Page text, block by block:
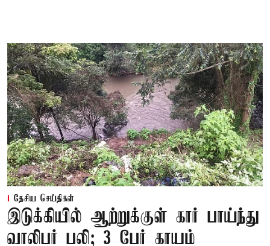
தேசிய செய்திகள்
இடுக்கியில் ஆற்றுக்குள் கார் பாய்ந்து
வாலிபர் பலி; 3 பேர் காயம்